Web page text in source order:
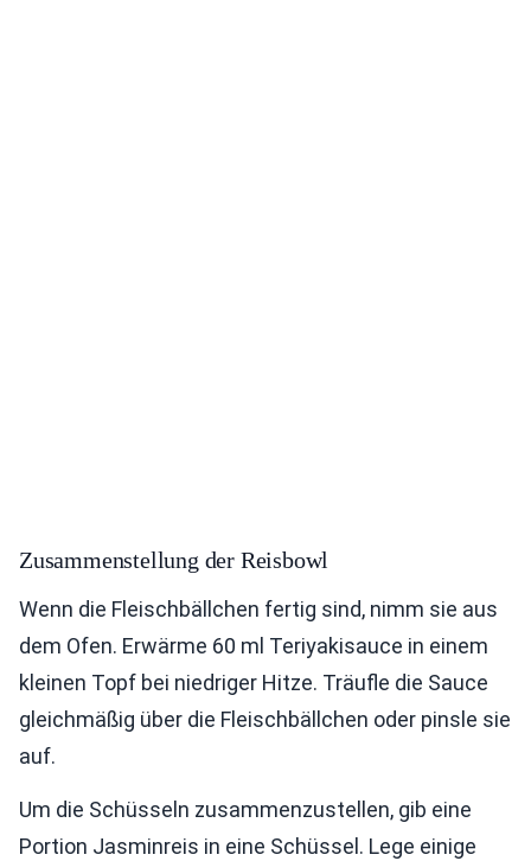
Zusammenstellung der Reisbowl
Wenn die Fleischbällchen fertig sind, nimm sie aus
dem Ofen. Erwärme 60 ml Teriyakisauce in einem
kleinen Topf bei niedriger Hitze. Träufle die Sauce
gleichmäßig über die Fleischbällchen oder pinsle sie
auf.
Um die Schüsseln zusammenzustellen, gib eine
Portion Jasminreis in eine Schüssel. Lege einige